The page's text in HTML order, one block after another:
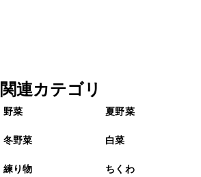
関連カテゴリ
野菜 夏野菜
冬野菜 白菜
練り物
ちくわ